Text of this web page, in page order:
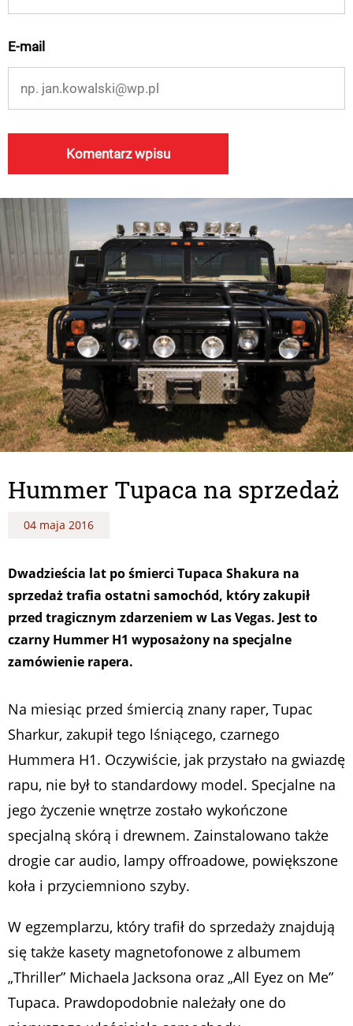
E-mail
Hummer Tupaca na sprzedaż
04 maja 2016
Dwadzieścia lat po śmierci Tupaca Shakura na
sprzedaż trafia ostatni samochód, który zakupił
przed tragicznym zdarzeniem w Las Vegas. Jest to
czarny Hummer H1 wyposażony na specjalne
zamówienie rapera.
Na miesiąc przed śmiercią znany raper, Tupac
Sharkur, zakupił tego lśniącego, czarnego
Hummera H1. Oczywiście, jak przystało na gwiazdę
rapu, nie był to standardowy model. Specjalne na
jego życzenie wnętrze zostało wykończone
specjalną skórą i drewnem. Zainstalowano także
drogie car audio, lampy offroadowe, powiększone
koła i przyciemniono szyby.
W egzemplarzu, który trafił do sprzedaży znajdują
się także kasety magnetofonowe z albumem
„Thriller” Michaela Jacksona oraz „All Eyez on Me”
Tupaca. Prawdopodobnie należały one do